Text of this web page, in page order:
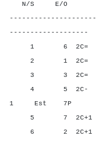
N/S E/
-------------------
1 6 2C=
2 1 2C=
3 3 2C=
4 5 2C-
1 Est
5 7
6 2